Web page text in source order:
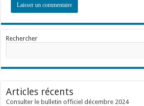
Rechercher
Articles récents
Consulter le bulletin officiel décembre 2024